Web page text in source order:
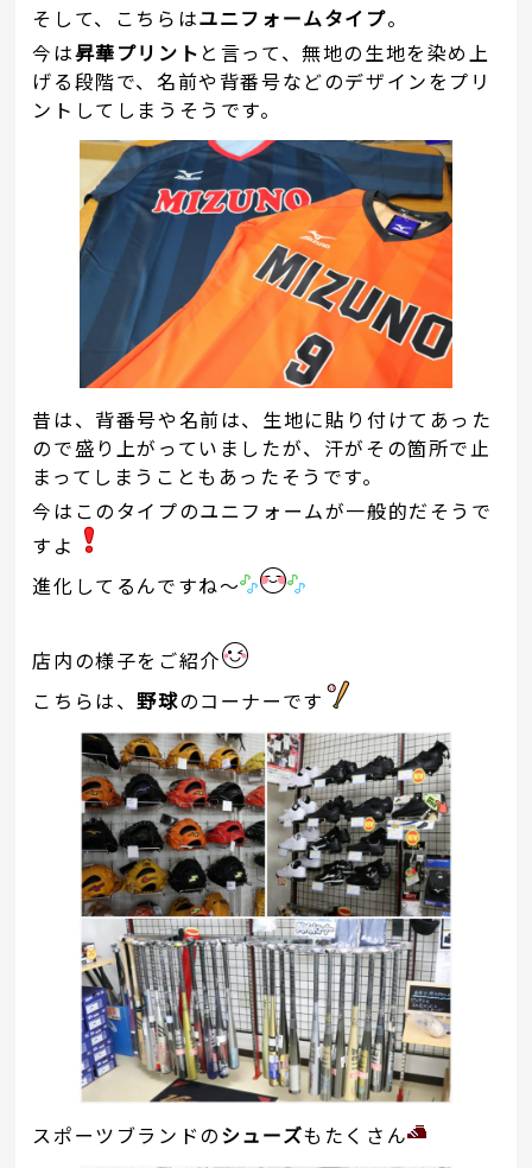
そして、こちらはユニフォームタイプ。
今は昇華プリント と言って、無地の生地を染め上
げる段階で、名前や背番号などのデザインをプリ
ントしてしまうそうです。
昔は、背番号や名前は、生地に貼り付けてあった
ので盛り上がっていましたが、汗がその箇所で止
まってしまうこともあったそうです。
今はこのタイプのユニフォームが一般的だそうで
すよ
進化してるんですね～
店内の様子をご紹介
こちらは、野球のコーナーです
スポーツブランドのシューズもたくさん